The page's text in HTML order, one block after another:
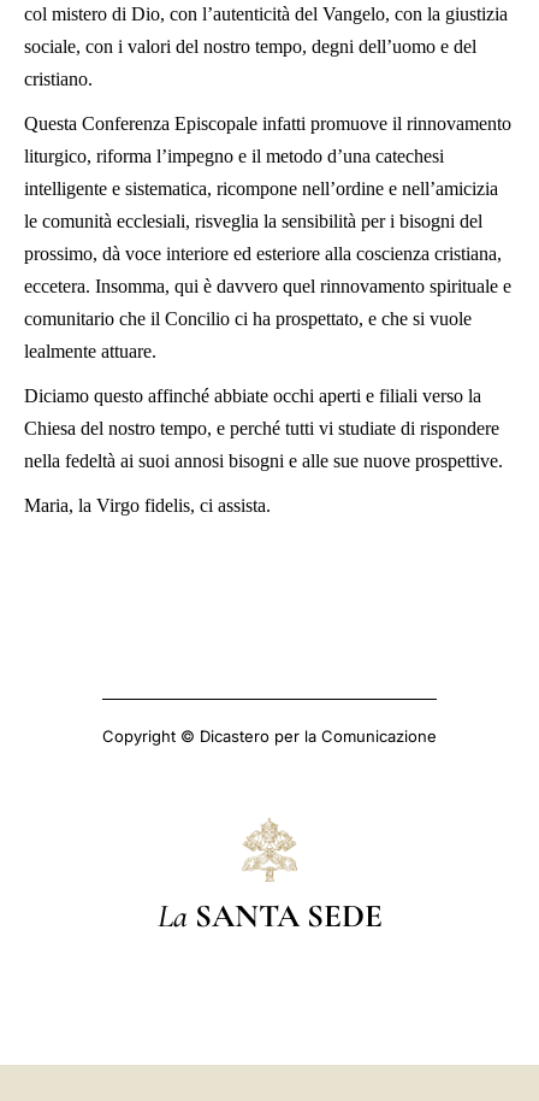
col mistero di Dio, con l’autenticità del Vangelo, con la giustizia
sociale, con i valori del nostro tempo, degni dell’uomo e del
cristiano.
Questa Conferenza Episcopale infatti promuove il rinnovamento
liturgico, riforma l’impegno e il metodo d’una catechesi
intelligente e sistematica, ricompone nell’ordine e nell’amicizia
le comunità ecclesiali, risveglia la sensibilità per i bisogni del
prossimo, dà voce interiore ed esteriore alla coscienza cristiana,
eccetera. Insomma, qui è davvero quel rinnovamento spirituale e
comunitario che il Concilio ci ha prospettato, e che si vuole
lealmente attuare.
Diciamo questo affinché abbiate occhi aperti e filiali verso la
Chiesa del nostro tempo, e perché tutti vi studiate di rispondere
nella fedeltà ai suoi annosi bisogni e alle sue nuove prospettive.
Maria, la Virgo fidelis, ci assista.
Copyright © Dicastero per la Comunicazione
La SANTA SEDE